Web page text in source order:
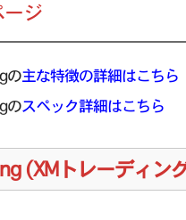
ージ
の主な特徴の詳細はこちら
のスペック詳細はこちら
(XMトレーディン